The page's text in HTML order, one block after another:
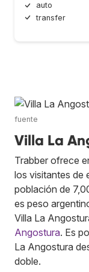
auto
transfer
fuente
Villa La
Trabber ofrece
los visitantes de
población de
es peso
Villa La
Angostura. Es
La Angostura
doble.